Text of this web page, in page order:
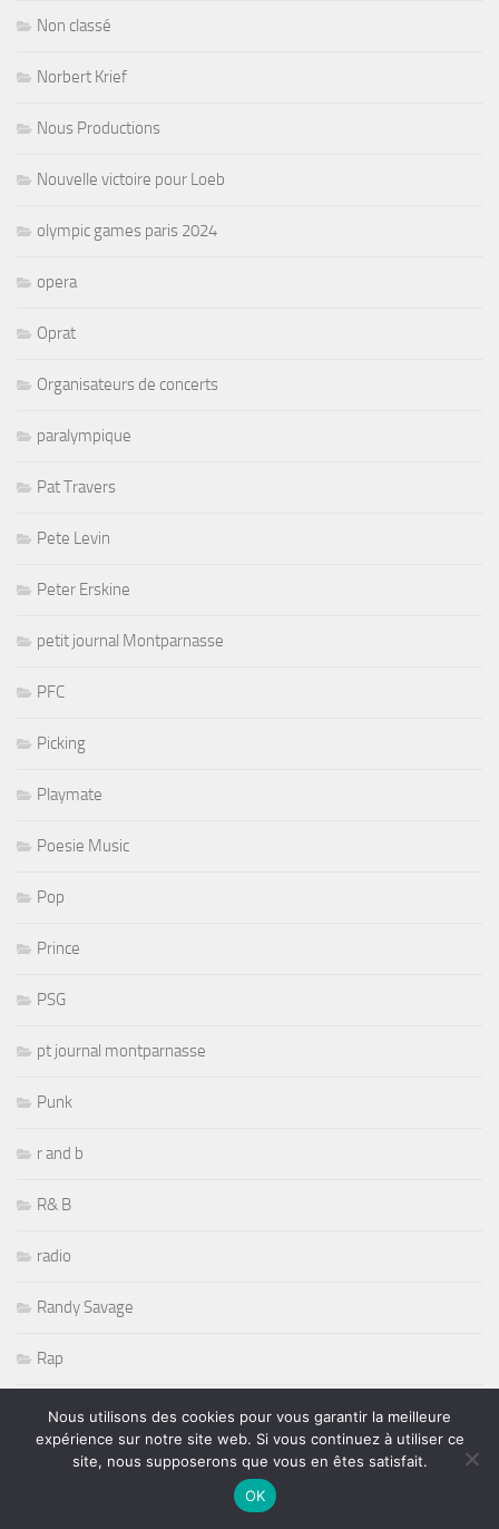
Non classé
Norbert Krief
Nous Productions
Nouvelle victoire pour Loeb
olympic games paris 2024
opera
Oprat
Organisateurs de concerts
paralympique
Pat Travers
Pete Levin
Peter Erskine
petit journal Montparnasse
PFC
Picking
Playmate
Poesie Music
Pop
Prince
PSG
pt journal montparnasse
Punk
r and b
R& B
radio
Randy Savage
Rap
Récompenses
Reggae
Nous utilisons des cookies pour vous garantir la meilleure
expérience sur notre site web. Si vous continuez à utiliser ce
site, nous supposerons que vous en êtes satisfait.
OK